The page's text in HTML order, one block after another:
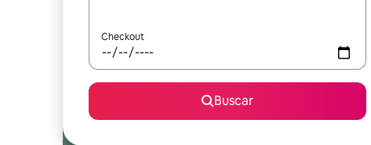
Checkout
Buscar